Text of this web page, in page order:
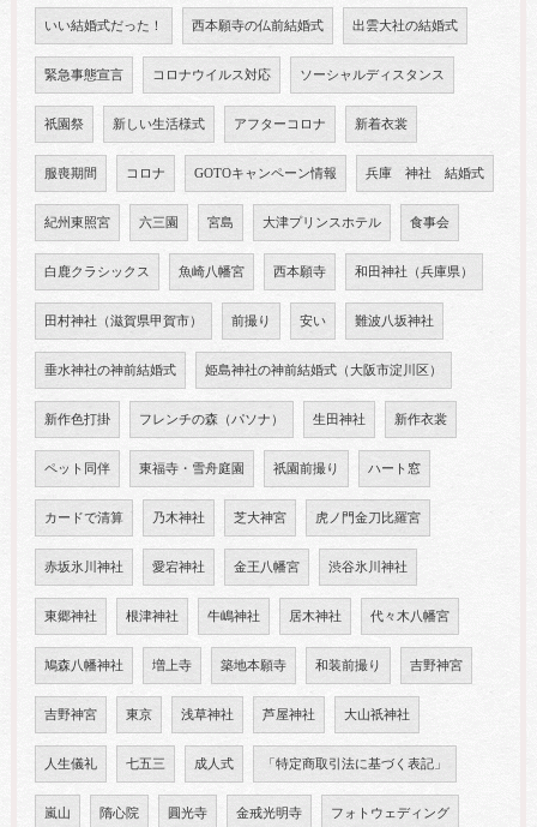
いい結婚式だった！ 西本願寺の仏前結婚式 出雲大社の結婚式
緊急事態宣言 コロナウイルス対応 ソーシャルディスタンス
祇園祭 新しい生活様式 アフターコロナ 新着衣裳
服喪期間 コロナ GOTOキャンペーン情報 兵庫 神社 結婚式
紀州東照宮 六三園 宮島 大津プリンスホテル 食事会
白鹿クラシックス 魚崎八幡宮 西本願寺 和田神社（兵庫県）
田村神社（滋賀県甲賀市） 前撮り 安い 難波八坂神社
垂水神社の神前結婚式 姫島神社の神前結婚式（大阪市淀川区）
新作色打掛 フレンチの森（パソナ） 生田神社 新作衣裳
ペット同伴 東福寺・雪舟庭園 祇園前撮り ハート窓
カードで清算 乃木神社 芝大神宮 虎ノ門金刀比羅宮
赤坂氷川神社 愛宕神社 金王八幡宮 渋谷氷川神社
東郷神社 根津神社 牛嶋神社 居木神社 代々木八幡宮
鳩森八幡神社 増上寺 築地本願寺 和装前撮り 吉野神宮
吉野神宮 東京 浅草神社 芦屋神社 大山祇神社
人生儀礼 七五三 成人式 「特定商取引法に基づく表記」
嵐山 隋心院 圓光寺 金戒光明寺 フォトウェディング